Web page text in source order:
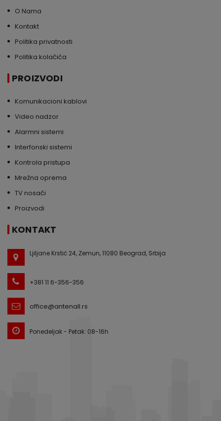
O Nama
Kontakt
Politika privatnosti
Politika kolačića
PROIZVODI
Komunikacioni kablovi
Video nadzor
Alarmni sistemi
Interfonski sistemi
Kontrola pristupa
Mrežna oprema
TV nosači
Proizvodi
KONTAKT
Ljiljane Krstić 24, Zemun, 11080 Beograd, Srbija
+381 11 6-356-356
office@antenall.rs
Ponedeljak - Petak: 08-16h